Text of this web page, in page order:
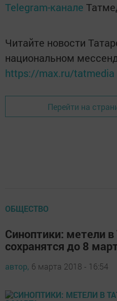
Telegram-канале
Читайте новости
национальном
https://max.ru/tatmedia
Перейти на
ОБЩЕСТВО
Синоптики: метели в
сохранятся до 8
автор, 6 марта 2018 - 16:54